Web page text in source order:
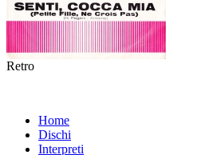
Retro
Home
Dischi
Interpreti